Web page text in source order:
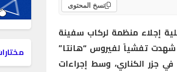
نسخ المحتوى
إجلاء منظمة لركاب سفينة
شهدت تفشياً لفيروس “هانتا”
جزر الكناري، وسط إجراءات